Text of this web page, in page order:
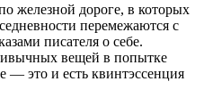
железной дороге, в которых
перемежаются с
писателя о себе.
вещей в попытке
— это и есть квинтэссенция